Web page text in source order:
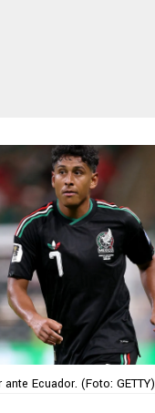
Ecuador. (Foto: GETTY)